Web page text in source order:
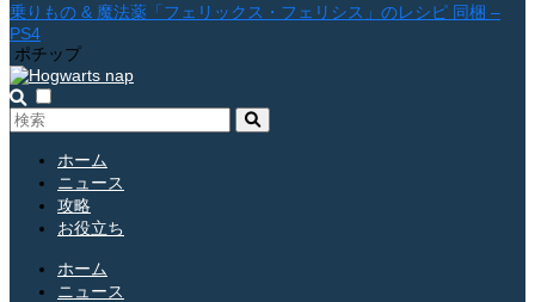
乗りもの & 魔法薬「フェリックス・フェリシス」のレシピ 同梱 –
PS4
ポチップ
ホーム
ニュース
攻略
お役立ち
ホーム
ニュース